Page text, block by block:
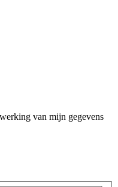
van mijn gegevens